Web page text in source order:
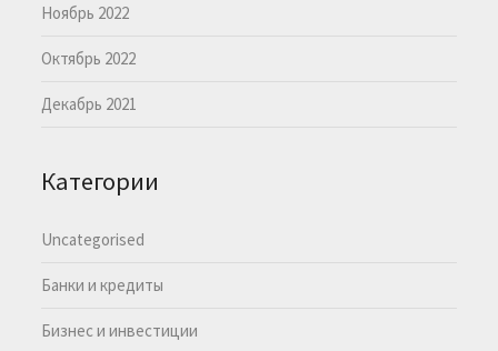
Ноябрь 2022
Октябрь 2022
Декабрь 2021
Категории
Uncategorised
Банки и кредиты
Бизнес и инвестиции